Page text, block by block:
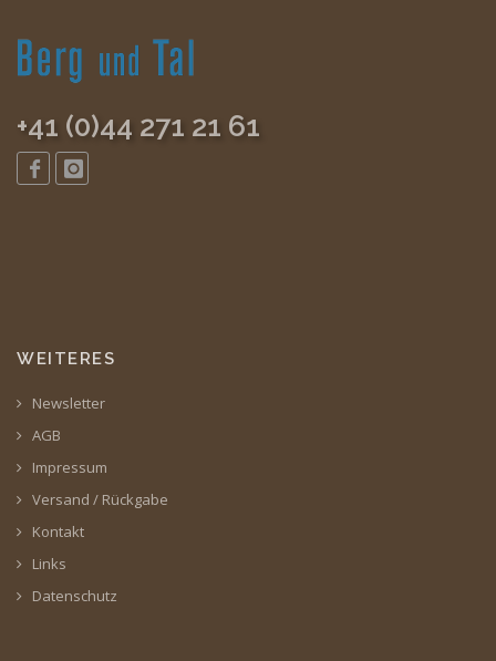
+41 (0)44 271 21 61
WEITERES
Newsletter
AGB
Impressum
Versand / Rückgabe
Kontakt
Links
Datenschutz